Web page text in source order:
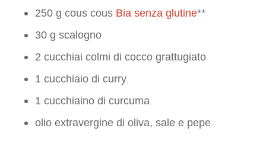
250 g cous cous Bia senza glutine**
30 g scalogno
2 cucchiai colmi di cocco grattugiato
1 cucchiaio di curry
1 cucchiaino di curcuma
olio extravergine di oliva, sale e pepe